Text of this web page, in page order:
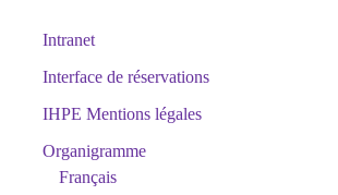
Intranet
Interface de réservations
IHPE Mentions légales
Organigramme
Français